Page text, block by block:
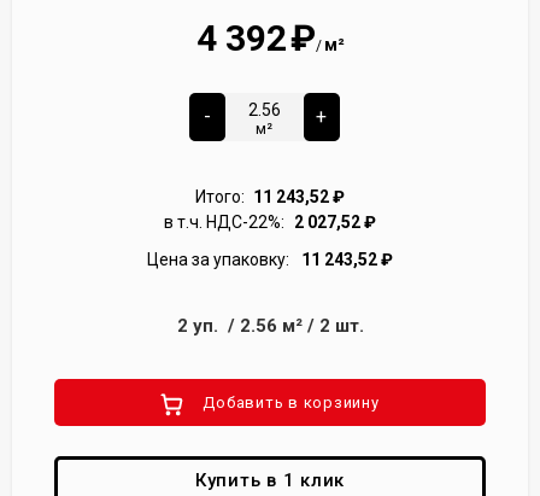
4 392₽/ м²
-
м²
+
Итого: 11 243,52₽
в т.ч. НДС-22%:
2 027,52₽
Цена за упаковку:
11 243,52₽
2 уп. / 2.56 м²/ 2 шт.
Добавить в корзиину
Купить в 1 клик